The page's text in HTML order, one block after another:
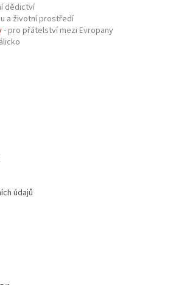
dědictví
a životní prostředí
- pro přátelství mezi Evropany
údajů